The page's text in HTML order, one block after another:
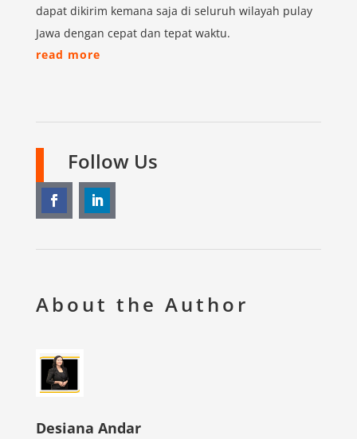
dapat dikirim kemana saja di seluruh wilayah pulay
Jawa dengan cepat dan tepat waktu.
read more
Follow Us
About the Author
Desiana Andar